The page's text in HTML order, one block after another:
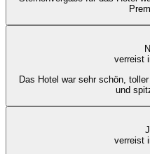
verreist
Das Hotel war sehr schön,
und
verreist